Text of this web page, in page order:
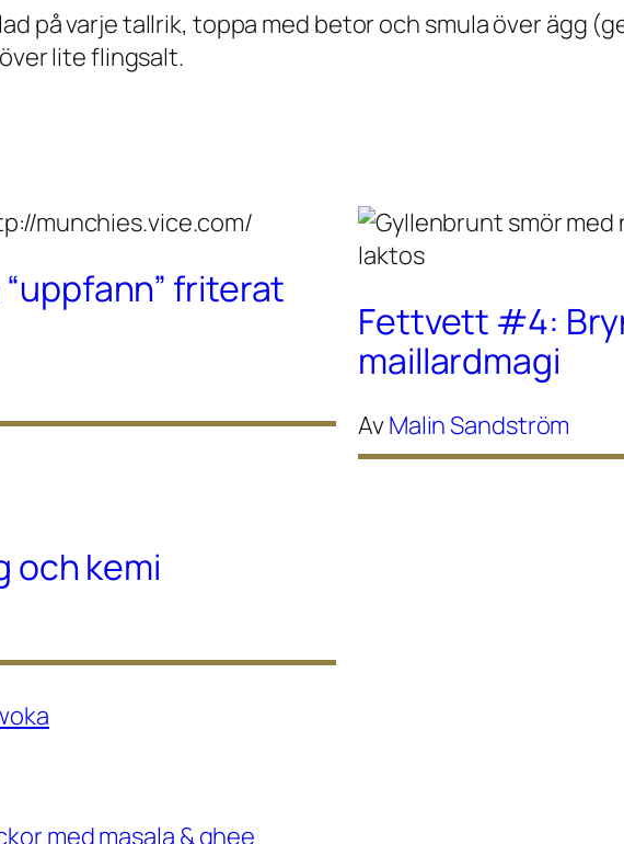
på varje tallrik, toppa med betor och smula över ägg
lite flingsalt.
friterat
Fettvett #4:
maillardmagi
AvMalin Sandström
och kemi
med masala & ghee